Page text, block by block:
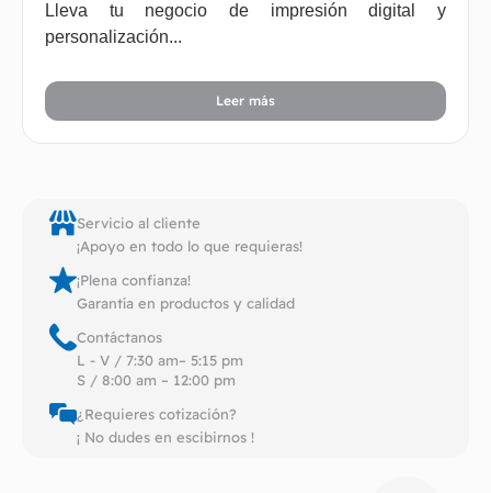
Lleva tu negocio de impresión digital y
personalización...
Leer más
Servicio al cliente
¡Apoyo en todo lo que requieras!
¡Plena confianza!
Garantía en productos y calidad
Contáctanos
L - V / 7:30 am– 5:15 pm
S / 8:00 am – 12:00 pm
¿Requieres cotización?
¡ No dudes en escibirnos !